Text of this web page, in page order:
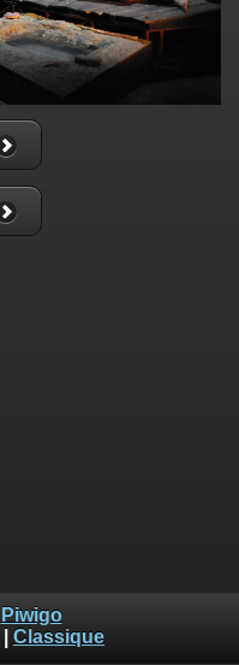
Piwigo
Classique